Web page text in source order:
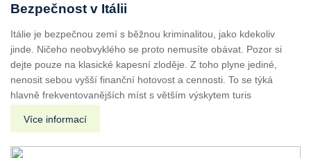
Bezpečnost v Itálii
Itálie je bezpečnou zemí s běžnou kriminalitou, jako kdekoliv
jinde. Ničeho neobvyklého se proto nemusíte obávat. Pozor si
dejte pouze na klasické kapesní zloděje. Z toho plyne jediné,
nenosit sebou vyšší finanční hotovost a cennosti. To se týká
hlavně frekventovanějších míst s větším výskytem turis
Více informací